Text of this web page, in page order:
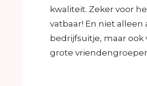
kwaliteit. Zeker voor
vatbaar! En niet alleen
bedrijfsuitje, maar ook
grote